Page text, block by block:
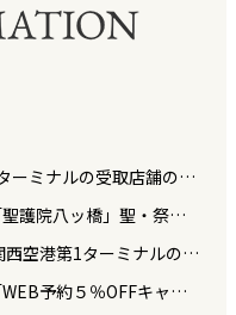
ナルの受取店舗の変更について
・祭菓シリーズのパッケージが秋になりました。
ターミナルの受取店舗の変更について
OFFキャンペーン」は終了致しました。